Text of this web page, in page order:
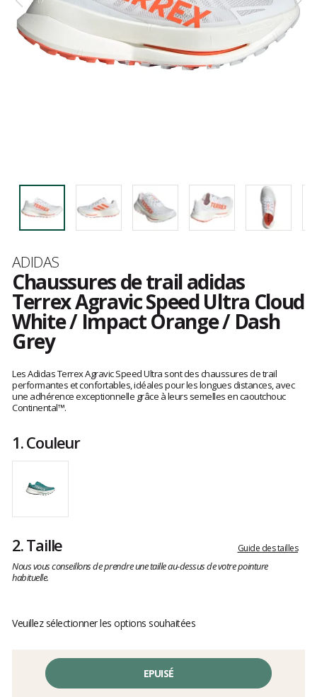
Marque
ADIDAS
Chaussures de trail adidas
Terrex Agravic Speed Ultra Cloud
White / Impact Orange / Dash
Grey
avis
clients
Les Adidas Terrex Agravic Speed Ultra sont des chaussures de trail
performantes et confortables, idéales pour les longues distances, avec
une adhérence exceptionnelle grâce à leurs semelles en caoutchouc
Continental™.
1.Couleur
2.Taille Guide des tailles
Nous vous conseillons de prendre une taille au-dessus de votre pointure
habituelle.
Veuillez sélectionner les options souhaitées
EPUISÉ